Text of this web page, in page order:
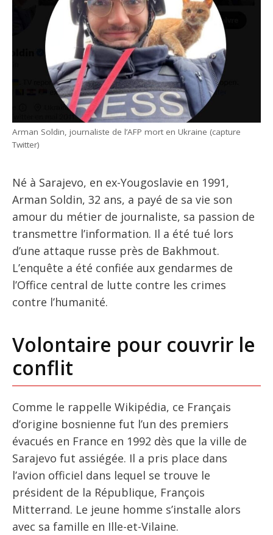
Arman Soldin, journaliste de l’AFP mort en Ukraine (capture
Twitter)
Né à Sarajevo, en ex-Yougoslavie en 1991,
Arman Soldin, 32 ans, a payé de sa vie son
amour du métier de journaliste, sa passion de
transmettre l’information. Il a été tué lors
d’une attaque russe près de Bakhmout.
L’enquête a été confiée aux gendarmes de
l’Office central de lutte contre les crimes
contre l’humanité.
Volontaire pour couvrir le
conflit
Comme le rappelle Wikipédia, ce Français
d’origine bosnienne fut l’un des premiers
évacués en France en 1992 dès que la ville de
Sarajevo fut assiégée. Il a pris place dans
l’avion officiel dans lequel se trouve le
président de la République, François
Mitterrand. Le jeune homme s’installe alors
avec sa famille en Ille-et-Vilaine.